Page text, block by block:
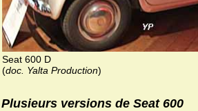
Seat 600 D
(doc. Yalta Production)
Plusieurs versions de Seat 600